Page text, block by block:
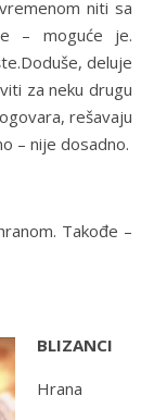
niti sa
– moguće je.
deluje
za neku drugu
rešavaju
– nije dosadno.
Takođe –
BLIZANCI
Hrana